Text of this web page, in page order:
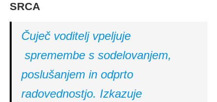
SRCA
Čuječ voditelj vpeljuje
spremembe s sodelovanjem,
poslušanjem in odprto
radovednostjo. Izkazuje